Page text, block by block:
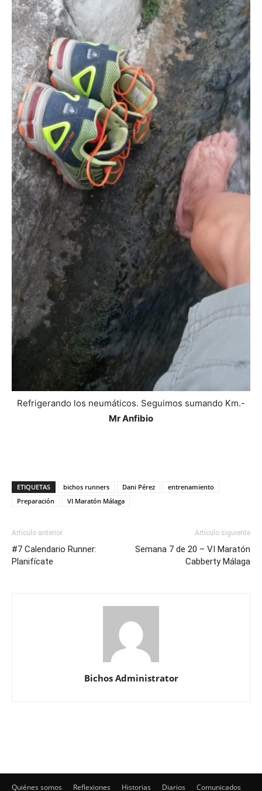
Refrigerando los neumáticos. Seguimos sumando Km.-
Mr Anfibio
ETIQUETAS bichos runners Dani Pérez
entrenamiento
Preparación
VI Maratón Málaga
Artículo anterior
#7 Calendario Runner:
Planifícate
Artículo siguiente
Semana 7 de 20 – VI Maratón
Cabberty Málaga
Bichos Administrator
Quiénes somos Reflexiones Historias Diarios Comunicados